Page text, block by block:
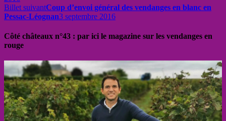
Billet suivantCoup d’envoi général des vendanges en blanc en
Pessac-Léognan3 septembre 2016
Côté châteaux n°43 : par ici le magazine sur les vendanges en
rouge